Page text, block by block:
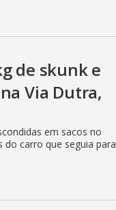
de skunk e
Via Dutra,
em sacos no
carro que seguia para